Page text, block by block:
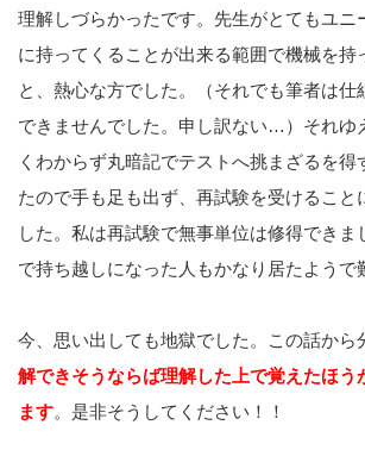
理解しづらかったです。先生がとてもユニ
に持ってくることが出来る範囲で機械を持
と、熱心な方でした。（それでも筆者は仕
できませんでした。申し訳ない…）それゆ
くわからず丸暗記でテストへ挑まざるを得
たので手も足も出ず、再試験を受けること
した。私は再試験で無事単位は修得できま
で持ち越しになった人もかなり居たようで
今、思い出しても地獄でした。この話から
解できそうならば理解した上で覚えたほう
ます。是非そうしてください！！